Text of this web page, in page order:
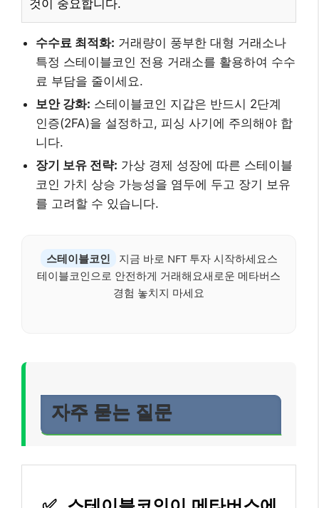
것이 중요합니다.
수수료 최적화: 거래량이 풍부한 대형 거래소나
특정 스테이블코인 전용 거래소를 활용하여 수수
료 부담을 줄이세요.
보안 강화: 스테이블코인 지갑은 반드시 2단계
인증(2FA)을 설정하고, 피싱 사기에 주의해야 합
니다.
장기 보유 전략: 가상 경제 성장에 따른 스테이블
코인 가치 상승 가능성을 염두에 두고 장기 보유
를 고려할 수 있습니다.
스테이블코인
지금 바로 NFT 투자 시작하세요스
테이블코인으로 안전하게 거래해요새로운 메타버스
경험 놓치지 마세요
자주 묻는 질문